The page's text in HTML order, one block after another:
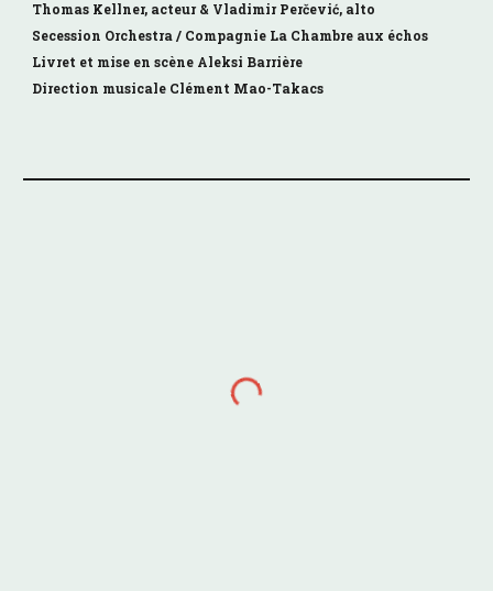
Thomas Kellner, acteur & Vladimir Perčević, alto
Secession Orchestra / Compagnie La Chambre aux échos
Livret et mise en scène Aleksi Barrière
Direction musicale Clément Mao-Takacs